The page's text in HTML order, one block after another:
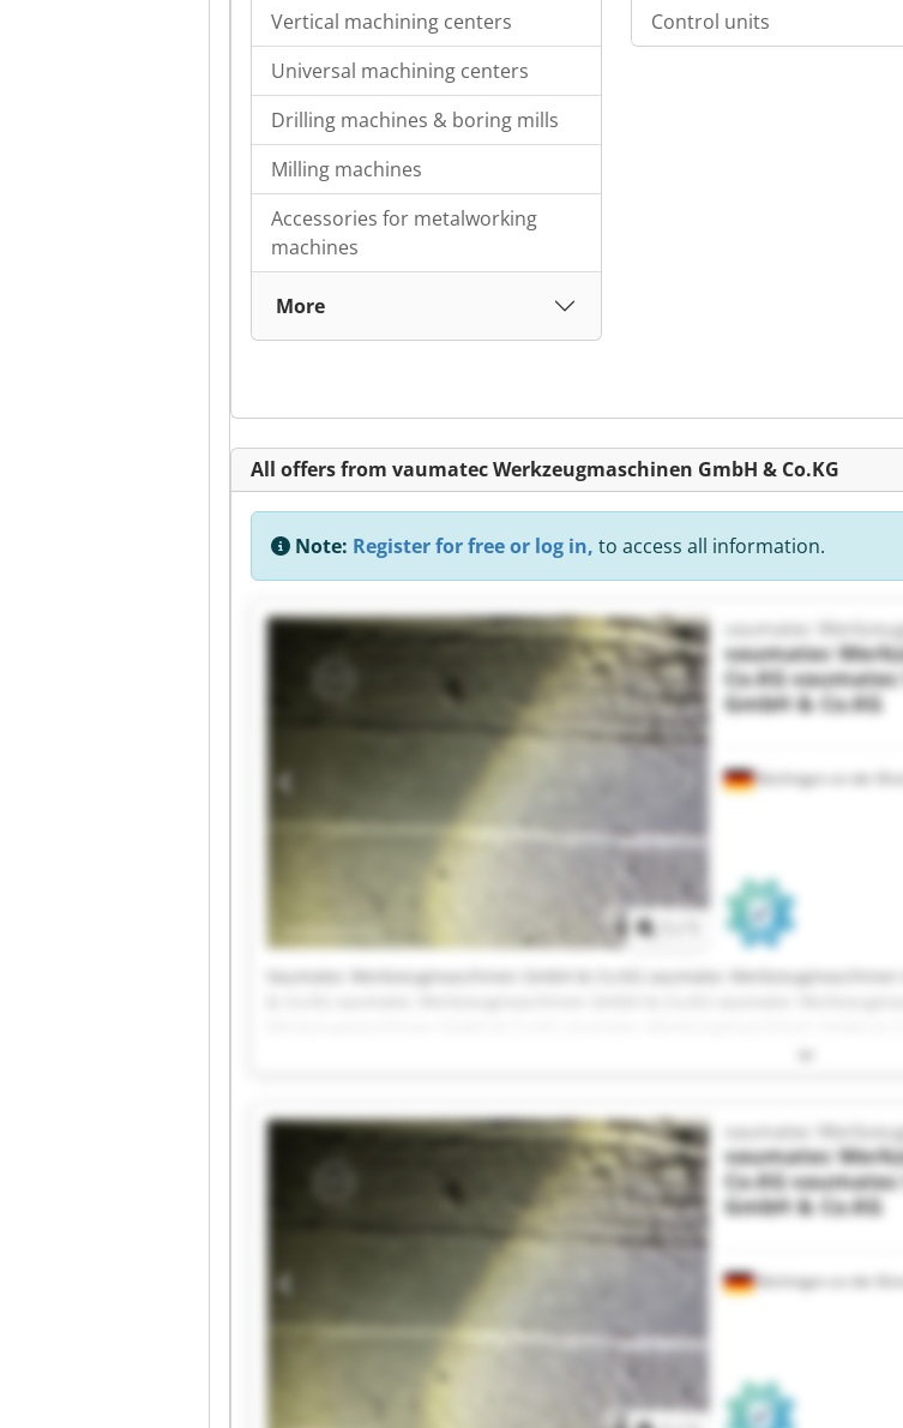
Vertical machining centers
Universal machining centers
Drilling machines & boring mills
Milling machines
Accessories for metalworking
machines
More
Control units
All offers from vaumatec Werkzeugmaschinen GmbH & Co.KG
Note: Register for free or log in, to access all information.
Bächingen an der
vaumatec
vaumatec
Co.KG
GmbH & Co.KG
Vaumatec Werkzeugmaschinen GmbH & Co.KG vaumatec
vaumatec Werkzeugmaschinen GmbH & Co.KG vaumatec
Werkzeugmaschinen GmbH & Co.KG vaumatec Werkzeugmaschinen GmbH &
vaumatec Werkzeugmaschinen GmbH & Co.KG vaumatec Werkzeugmaschinen
& Co.KG vaumatec Werkzeugmaschinen GmbH & Co.KG
Bächingen an der
vaumatec
vaumatec
Co.KG
GmbH & Co.KG